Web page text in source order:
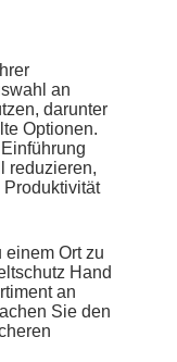
an
darunter
Optionen.
reduzieren,
einem Ort zu
Hand
an
Sie den